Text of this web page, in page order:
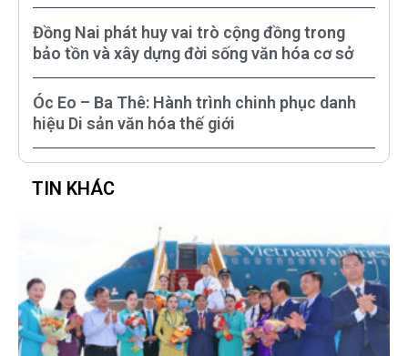
Đồng Nai phát huy vai trò cộng đồng trong
bảo tồn và xây dựng đời sống văn hóa cơ sở
Óc Eo – Ba Thê: Hành trình chinh phục danh
hiệu Di sản văn hóa thế giới
TIN KHÁC